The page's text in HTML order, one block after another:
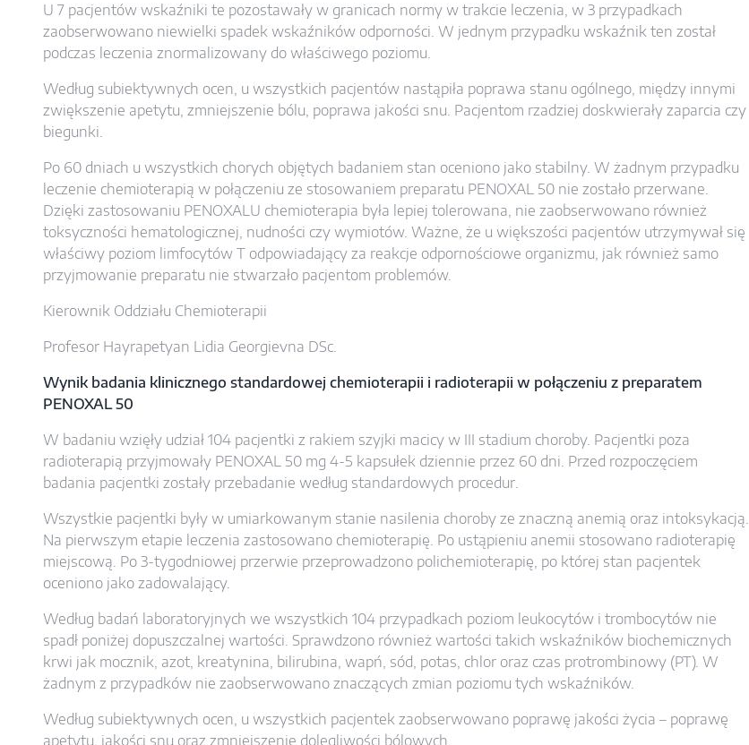
U 7 pacjentów wskaźniki te pozostawały w granicach normy w trakcie leczenia, w 3 przypadkach
zaobserwowano niewielki spadek wskaźników odporności. W jednym przypadku wskaźnik ten został
podczas leczenia znormalizowany do właściwego poziomu.
Według subiektywnych ocen, u wszystkich pacjentów nastąpiła poprawa stanu ogólnego, między innymi
zwiększenie apetytu, zmniejszenie bólu, poprawa jakości snu. Pacjentom rzadziej doskwierały zaparcia czy
biegunki.
Po 60 dniach u wszystkich chorych objętych badaniem stan oceniono jako stabilny. W żadnym przypadku
leczenie chemioterapią w połączeniu ze stosowaniem preparatu PENOXAL 50 nie zostało przerwane.
Dzięki zastosowaniu PENOXALU chemioterapia była lepiej tolerowana, nie zaobserwowano również
toksyczności hematologicznej, nudności czy wymiotów. Ważne, że u większości pacjentów utrzymywał się
właściwy poziom limfocytów T odpowiadający za reakcje odpornościowe organizmu, jak również samo
przyjmowanie preparatu nie stwarzało pacjentom problemów.
Kierownik Oddziału Chemioterapii
Profesor Hayrapetyan Lidia Georgievna DSc.
Wynik badania klinicznego standardowej chemioterapii i radioterapii w połączeniu z preparatem
PENOXAL 50
W badaniu wzięły udział 104 pacjentki z rakiem szyjki macicy w III stadium choroby. Pacjentki poza
radioterapią przyjmowały PENOXAL 50 mg 4-5 kapsułek dziennie przez 60 dni. Przed rozpoczęciem
badania pacjentki zostały przebadanie według standardowych procedur.
Wszystkie pacjentki były w umiarkowanym stanie nasilenia choroby ze znaczną anemią oraz intoksykacją.
Na pierwszym etapie leczenia zastosowano chemioterapię. Po ustąpieniu anemii stosowano radioterapię
miejscową. Po 3-tygodniowej przerwie przeprowadzono polichemioterapię, po której stan pacjentek
oceniono jako zadowalający.
Według badań laboratoryjnych we wszystkich 104 przypadkach poziom leukocytów i trombocytów nie
spadł poniżej dopuszczalnej wartości. Sprawdzono również wartości takich wskaźników biochemicznych
krwi jak mocznik, azot, kreatynina, bilirubina, wapń, sód, potas, chlor oraz czas protrombinowy (PT). W
żadnym z przypadków nie zaobserwowano znaczących zmian poziomu tych wskaźników.
Według subiektywnych ocen, u wszystkich pacjentek zaobserwowano poprawę jakości życia – poprawę
apetytu, jakości snu oraz zmniejszenie dolegliwości bólowych.